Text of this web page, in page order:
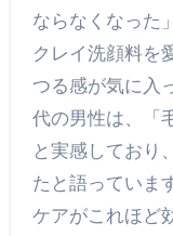
ならなくなった
クレイ洗顔料を
つる感が気に入
代の男性は、「
と実感しており
たと語っていま
ケアがこれほど